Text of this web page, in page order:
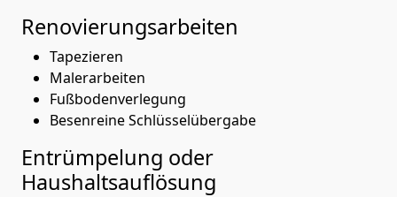
Renovierungsarbeiten
Tapezieren
Malerarbeiten
Fußbodenverlegung
Besenreine Schlüsselübergabe
Entrümpelung oder
Haushaltsauflösung